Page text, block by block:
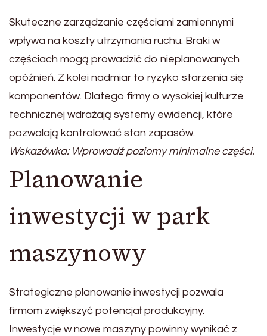
Skuteczne zarządzanie częściami zamiennymi
wpływa na koszty utrzymania ruchu. Braki w
częściach mogą prowadzić do nieplanowanych
opóźnień. Z kolei nadmiar to ryzyko starzenia się
komponentów. Dlatego firmy o wysokiej kulturze
technicznej wdrażają systemy ewidencji, które
pozwalają kontrolować stan zapasów.
Wskazówka: Wprowadź poziomy minimalne części.
Planowanie
inwestycji w park
maszynowy
Strategiczne planowanie inwestycji pozwala
firmom zwiększyć potencjał produkcyjny.
Inwestycje w nowe maszyny powinny wynikać z